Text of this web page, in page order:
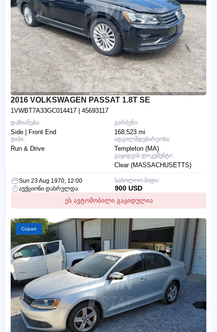
2016 VOLKSWAGEN PASSAT 1.8T SE
1VWBT7A33GC014417 | 45693117
გარბენი:
168,523 mi
ადგილმდებარეობა:
Templeton (MA)
გაყიდვის დოკუმენტი:
Clear (MASSACHUSETTS)
დაზიანება:
Side | Front End
ტიპი:
Run & Drive
Sun 23 Aug 1970, 12:00
აუქციონი დასრულდა
ეს ავტომობილი გაყიდულია
საბოლოო ბიდი:
900 USD
Copart